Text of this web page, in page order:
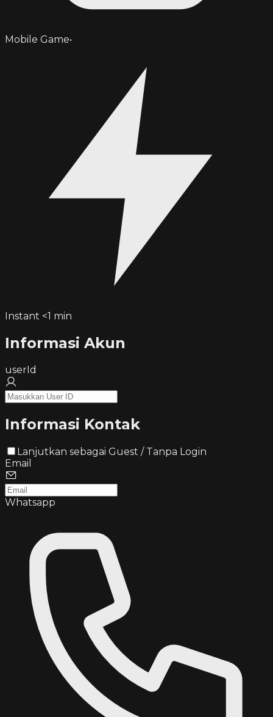
Mobile Game•
Instant <1 min
Informasi Akun
userId
Informasi Kontak
Lanjutkan sebagai Guest / Tanpa Login
Email
Whatsapp